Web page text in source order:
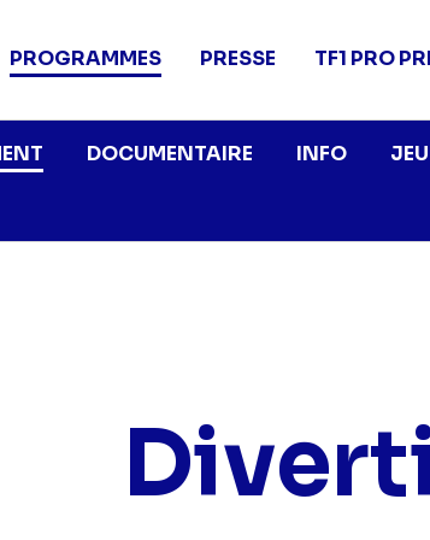
PROGRAMMES
DOCUMENTAIRE INFO JEU
PRESSE TF1 PRO